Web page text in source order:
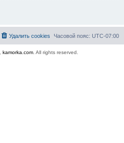
Часовой пояс: UTC-07:00
Удалить cookies
kamorka.com. All rights reserved.